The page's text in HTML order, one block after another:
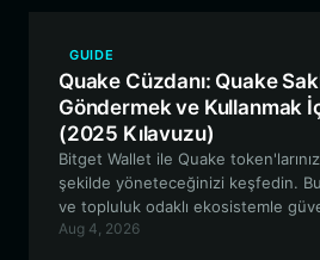
GUIDE
Quake Cüzdanı: Quake
Göndermek ve Kullanmak
(2025 Kılavuzu)
Bitget Wallet ile Quake
şekilde yöneteceğinizi keşfedin.
ve topluluk odaklı ekosistemle
kullanıcı dostu bir etkileşim
Aug 4, 2026